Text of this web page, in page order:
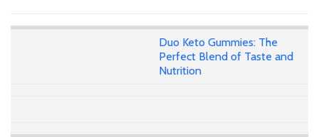
Duo Keto Gummies: The
Perfect Blend of Taste and
Nutrition